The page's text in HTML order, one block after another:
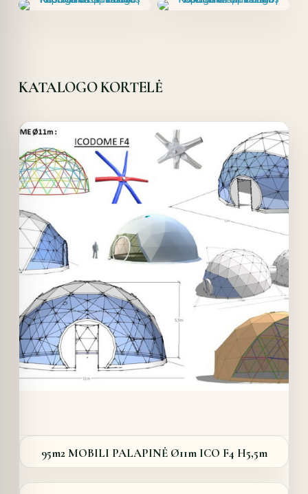
KATALOGO KORTELĖ
Details
Offer!
Quick View
95m2 MOBILI PALAPINĖ Ø11m ICO F4 H5,5m